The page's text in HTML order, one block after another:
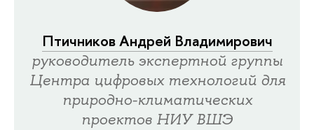
Птичников Андрей Владимирович
руководитель экспертной группы
Центра цифровых технологий для
природно-климатических
проектов НИУ ВШЭ